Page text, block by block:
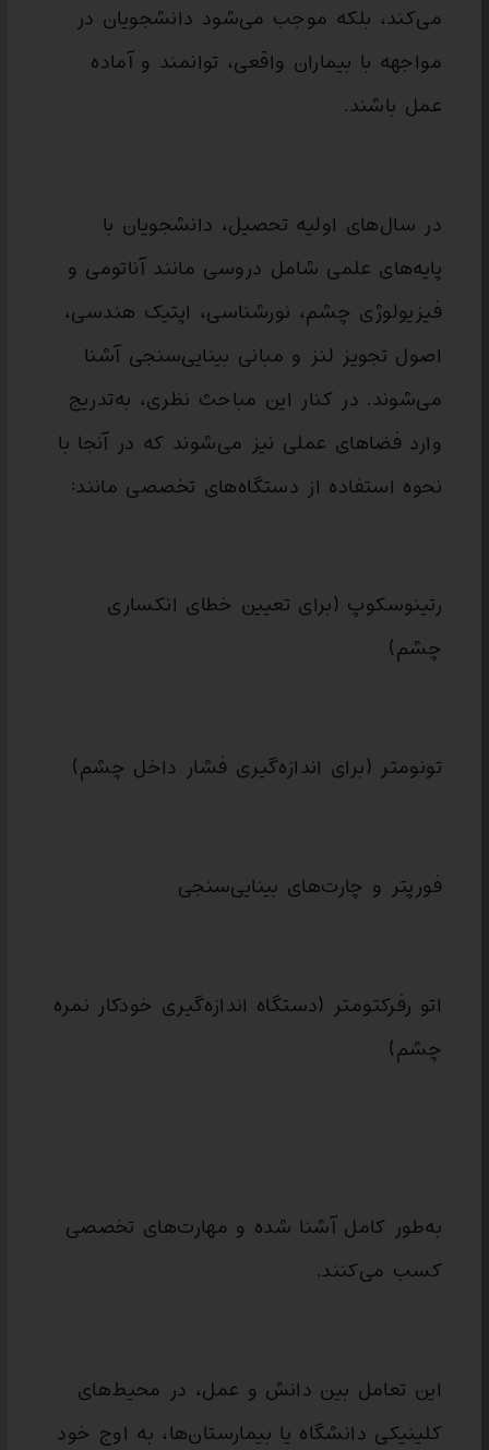
می‌کند، بلکه موجب می‌شود دانشجویان در
مواجهه با بیماران واقعی، توانمند و آماده
عمل باشند.
در سال‌های اولیه تحصیل، دانشجویان با
پایه‌های علمی شامل دروسی مانند آناتومی و
فیزیولوژی چشم، نورشناسی، اپتیک هندسی،
اصول تجویز لنز و مبانی بینایی‌سنجی آشنا
می‌شوند. در کنار این مباحث نظری، به‌تدریج
وارد فضاهای عملی نیز می‌شوند که در آنجا با
نحوه استفاده از دستگاه‌های تخصصی مانند:
رتینوسکوپ (برای تعیین خطای انکساری
چشم)
تونومتر (برای اندازه‌گیری فشار داخل چشم)
فورپتر و چارت‌های بینایی‌سنجی
اتو رفرکتومتر (دستگاه اندازه‌گیری خودکار نمره
چشم)
به‌طور کامل آشنا شده و مهارت‌های تخصصی
کسب می‌کنند.
این تعامل بین دانش و عمل، در محیط‌های
کلینیکی دانشگاه یا بیمارستان‌ها، به اوج خود